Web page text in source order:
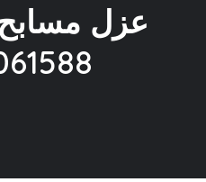
عزل مسابح